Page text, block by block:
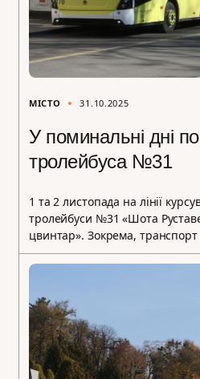
МІСТО 31.10.2025
У поминальні дні
тролейбуса №31
1 та 2 листопада на лінії
тролейбуси №31 «Шота
цвинтар». Зокрема,